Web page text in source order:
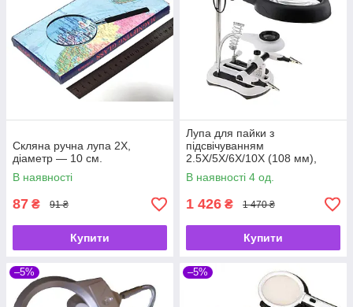
Скляна ручна лупа 2Х,
діаметр — 10 см.
В наявності
87 ₴ 91 ₴
Купити
Лупа для пайки з
підсвічуванням
2.5X/5X/6X/10X (108 мм),
Третя рука для пайки з
підставкою під паяльник
В наявності 4 од.
1 426 ₴ 1 470 ₴
Купити
–5% –5%